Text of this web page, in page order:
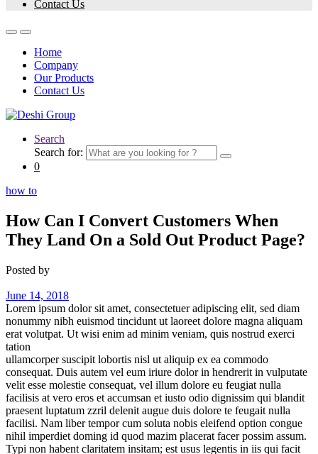
Contact Us
Home
Company
Our Products
Contact Us
Search
Search for:
0
how to
How Can I Convert Customers When
They Land On a Sold Out Product Page?
Posted by
June 14, 2018
Lorem ipsum dolor sit amet, consectetuer adipiscing elit, sed diam
nonummy nibh euismod tincidunt ut laoreet dolore magna aliquam
erat volutpat. Ut wisi enim ad minim veniam, quis nostrud exerci
tation
ullamcorper suscipit lobortis nisl ut aliquip ex ea commodo
consequat. Duis autem vel eum iriure dolor in hendrerit in vulputate
velit esse molestie consequat, vel illum dolore eu feugiat nulla
facilisis at vero eros et accumsan et iusto odio dignissim qui blandit
praesent luptatum zzril delenit augue duis dolore te feugait nulla
facilisi. Nam liber tempor cum soluta nobis eleifend option congue
nihil imperdiet doming id quod mazim placerat facer possim assum.
Typi non habent claritatem insitam; est usus legentis in iis qui facit